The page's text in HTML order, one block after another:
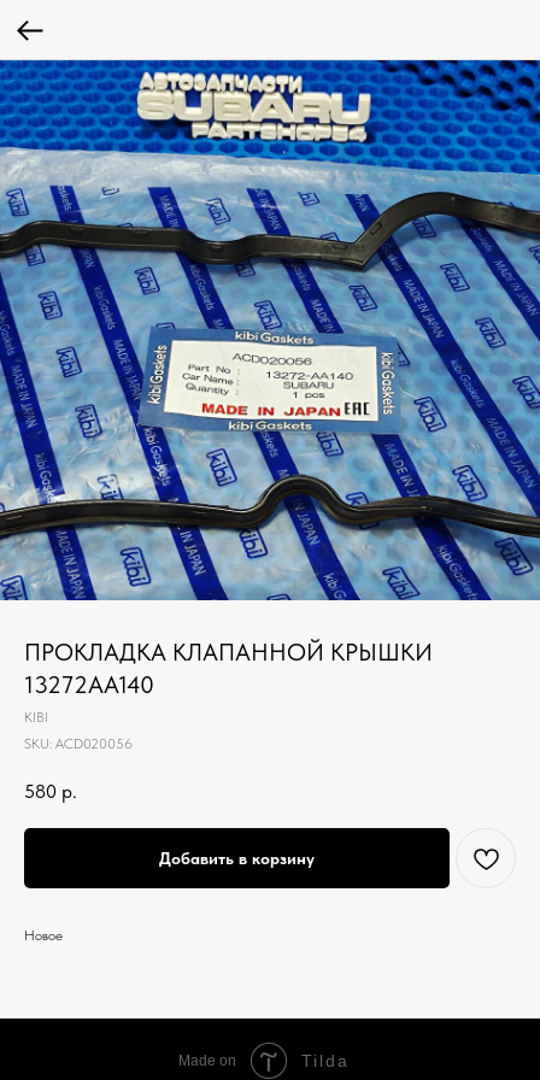
ПРОКЛАДКА КЛАПАННОЙ КРЫШКИ
13272AA140
KIBI
SKU: ACD020056
580 р.
Добавить в корзину
Новое
Made on Tilda